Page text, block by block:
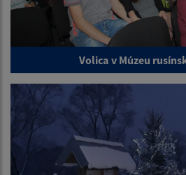
Volica v Múzeu